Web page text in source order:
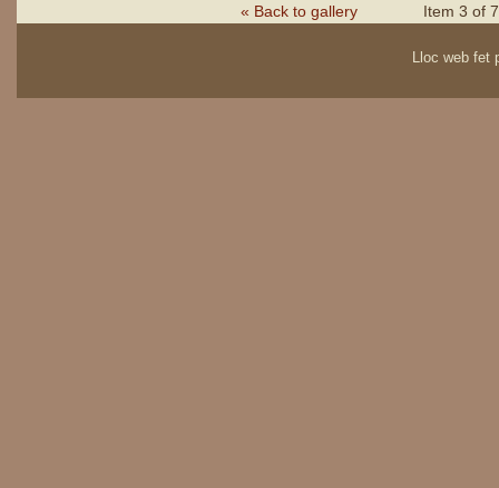
« Back to gallery Item 3 of 7
Lloc web fet